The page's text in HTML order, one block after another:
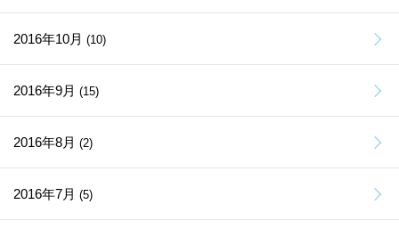
2016年10月 (10)
2016年9月 (15)
2016年8月 (2)
2016年7月 (5)